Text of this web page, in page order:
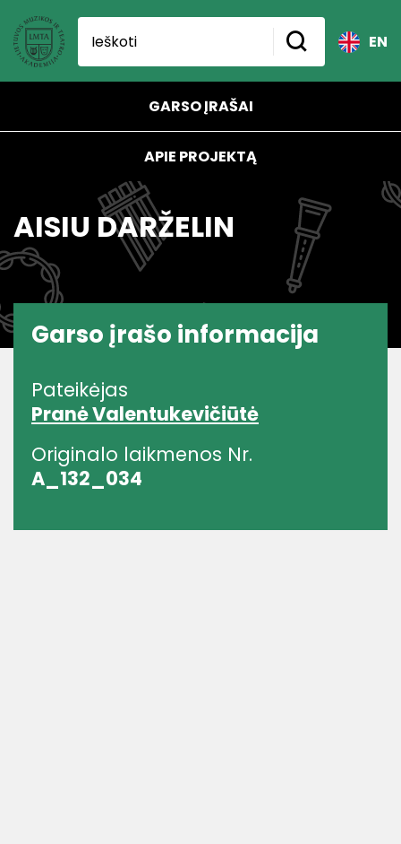
EN
GARSO ĮRAŠAI
APIE PROJEKTĄ
AISIU DARŽELIN
Garso įrašo informacija
Pateikėjas
Pranė Valentukevičiūtė
Originalo laikmenos Nr.
A_132_034